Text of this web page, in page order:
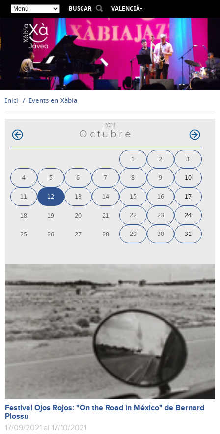
BUSCAR
VALENCIÀ
ESPAÑOL
ENGLISH
DEUTSCH
РУССКИЙ
Inici Events en Xàbia
2021
Octubre
1 2 3
4 5 6 7 8 9 10
11 12 13 14 15 16 17
18 19 20 21 22 23 24
25 26 27 28 29 30 31
Festival Ojos Rojos: "On the Road in México" de Bernard
Plossu
17/09/2021 al 17/10/2021